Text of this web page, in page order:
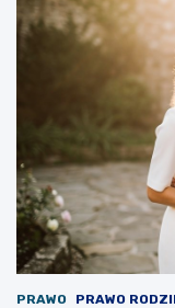
PRAWO PRAWO